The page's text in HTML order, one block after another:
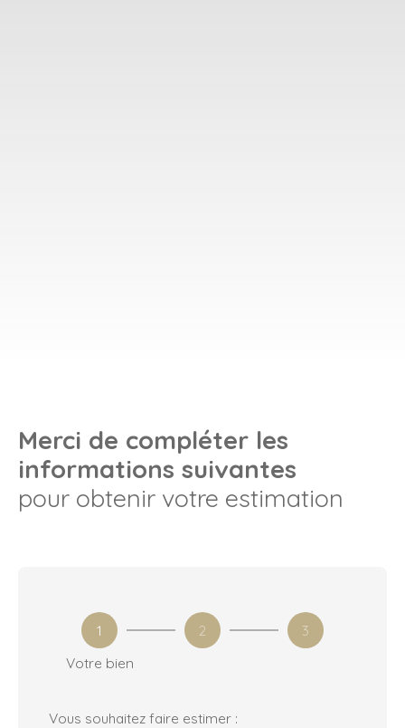
Merci de compléter les
informations suivantes
pour obtenir votre estimation
1
Votre bien
2 3
Vous souhaitez faire estimer :